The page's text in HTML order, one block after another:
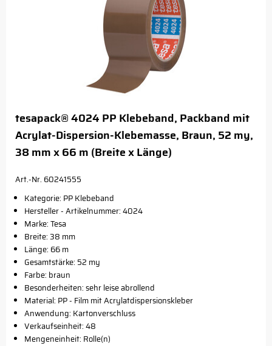
tesapack® 4024 PP Klebeband, Packband mit
Acrylat-Dispersion-Klebemasse, Braun, 52 my,
38 mm x 66 m (Breite x Länge)
Art.-Nr. 60241555
Kategorie: PP Klebeband
Hersteller - Artikelnummer: 4024
Marke: Tesa
Breite: 38 mm
Länge: 66 m
Gesamtstärke: 52 my
Farbe: braun
Besonderheiten: sehr leise abrollend
Material: PP - Film mit Acrylatdispersionskleber
Anwendung: Kartonverschluss
Verkaufseinheit: 48
Mengeneinheit: Rolle(n)